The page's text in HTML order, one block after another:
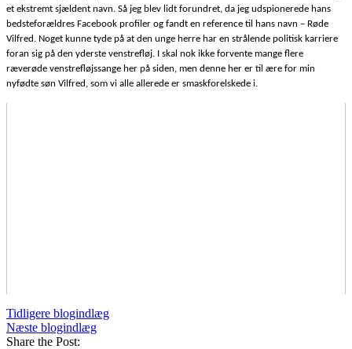
et ekstremt sjældent navn. Så jeg blev lidt forundret, da jeg udspionerede hans
bedsteforældres Facebook profiler og fandt en reference til hans navn – Røde
Vilfred. Noget kunne tyde på at den unge herre har en strålende politisk karriere
foran sig på den yderste venstrefløj. I skal nok ikke forvente mange flere
ræverøde venstrefløjssange her på siden, men denne her er til ære for min
nyfødte søn Vilfred, som vi alle allerede er smaskforelskede i.
Tidligere blogindlæg
Næste blogindlæg
Share the Post: